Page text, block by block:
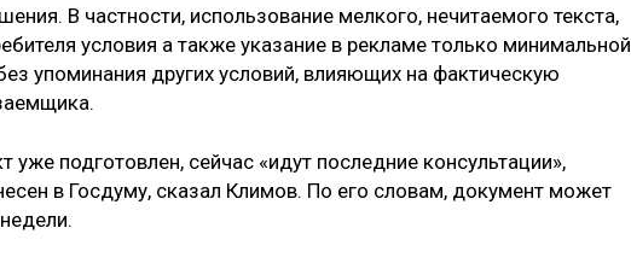
В частности, использование мелкого, нечитаемого текста,
условия а также указание в рекламе только минимальной
упоминания других условий, влияющих на фактическую
подготовлен, сейчас «идут последние консультации»,
в Госдуму, сказал Климов. По его словам, документ может